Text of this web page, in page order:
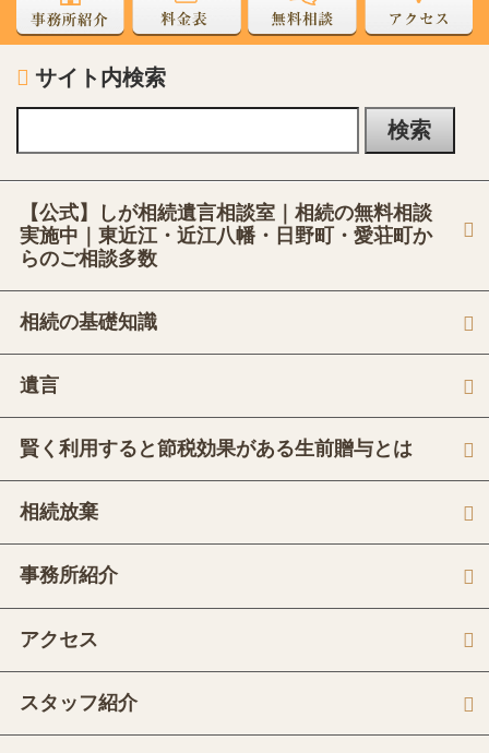
サイト内検索
【公式】しが相続遺言相談室｜相続の無料相談
実施中｜東近江・近江八幡・日野町・愛荘町か
らのご相談多数
相続の基礎知識
遺言
賢く利用すると節税効果がある生前贈与とは
相続放棄
事務所紹介
アクセス
スタッフ紹介